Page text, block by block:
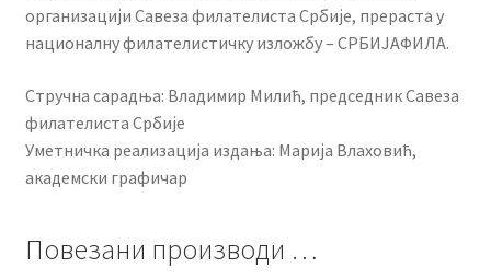
организацији Савеза филателиста Србије, прераста у
националну филателистичку изложбу – СРБИЈАФИЛА.
Стручна сарадња: Владимир Милић, председник Савеза
филателиста Србије
Уметничка реализација издања: Марија Влаховић,
академски графичар
Повезани производи …